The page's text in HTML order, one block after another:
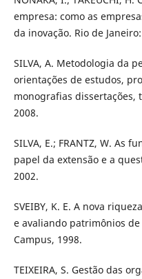
empresa: como as
da inovação. Rio de
SILVA, A. Metodologia da
orientações de estudos,
monografias dissertações,
2008.
SILVA, E.; FRANTZ, W. As
papel da extensão e a
2002.
SVEIBY, K. E. A nova
e avaliando patrimônios
Campus, 1998.
TEIXEIRA, S. Gestão das